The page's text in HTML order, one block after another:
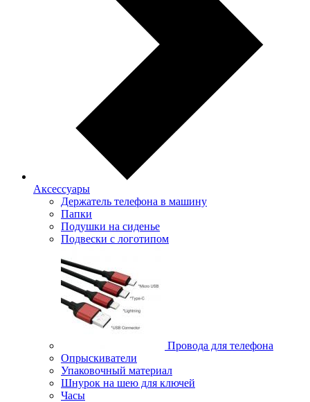
Аксессуары
Держатель телефона в машину
Папки
Подушки на сиденье
Подвески с логотипом
Провода для телефона
Опрыскиватели
Упаковочный материал
Шнурок на шею для ключей
Часы